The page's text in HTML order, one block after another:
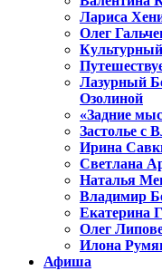
Лариса
Олег
Лазурный
Озолиной
«Задние
Застолье с
Ирина
Светлана
Наталья
Владимир
Екатерина
Олег
Илона
Афиша